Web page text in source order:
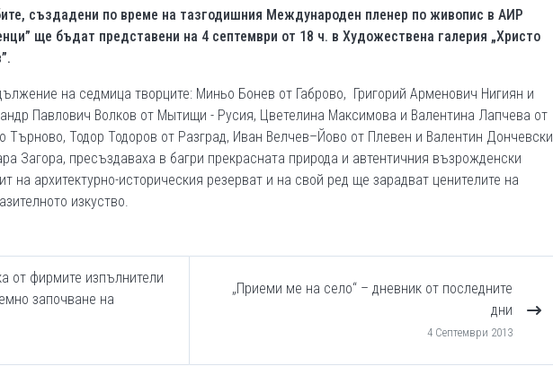
създадени по време на тазгодишния Международен пленер по живопис в АИР
ще бъдат представени на 4 септември от 18 ч. в Художествена галерия „Христо
на седмица творците: Миньо Бонев от Габрово, Григорий Арменович Нигиян и
Павлович Волков от Мытищи - Русия, Цветелина Максимова и Валентина Лапчева от
Търново, Тодор Тодоров от Разград, Иван Велчев–Йово от Плевен и Валентин Дончевски
Загора, пресъздаваха в багри прекрасната природа и автентичния възрожденски
на архитектурно-историческия резерват и на свой ред ще зарадват ценителите на
изкуство.
от фирмите изпълнители
започване на
„Приеми ме на село“ – дневник от последните
дни
4 Септември 2013